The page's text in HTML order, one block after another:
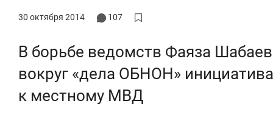
30 октября 2014 107
В борьбе ведомств Фаяза
вокруг «дела ОБНОН»
к местному МВД